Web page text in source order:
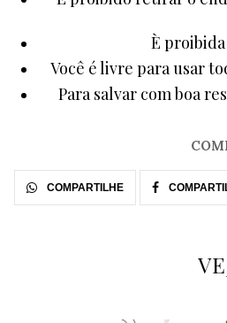
È
Você é livre para usar
Para salvar com boa
COMPARTILHE